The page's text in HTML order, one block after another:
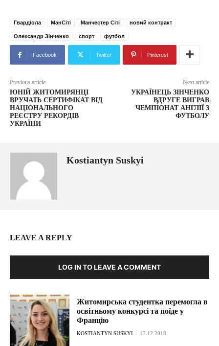
Гвардіола МанСіті Манчестер Сіті новий контракт
Олександр Зінченко спорт футбол
Facebook Twitter Pinterest
Previous article
ЮНІЙ ЖИТОМИРЯНЦІ
ВРУЧАТЬ СЕРТИФІКАТ ВІД
НАЦІОНАЛЬНОГО
РЕЄСТРУ РЕКОРДІВ
УКРАЇНИ
Next article
УКРАЇНЕЦЬ ЗІНЧЕНКО
ВДРУГЕ ВИГРАВ
ЧЕМПІОНАТ АНГЛІЇ З
ФУТБОЛУ
Kostiantyn Suskyi
LEAVE A REPLY
LOG IN TO LEAVE A COMMENT
Житомирська студентка перемогла в
освітньому конкурсі та поїде у
Францію
KOSTIANTYN SUSKYI - 17.12.2018